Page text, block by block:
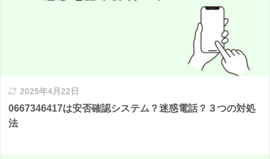
2025年4月22日
0667346417は安否確認システム？迷惑電話？３つの対処
法